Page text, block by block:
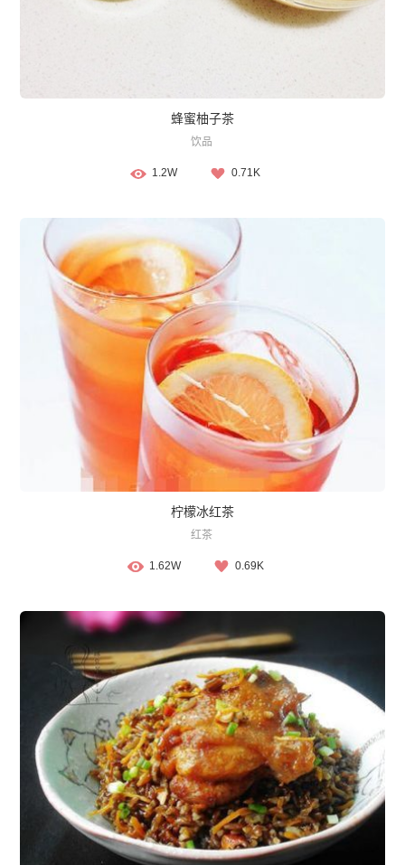
蜂蜜柚子茶
饮品
1.2W 0.71K
柠檬冰红茶
红茶
1.62W 0.69K